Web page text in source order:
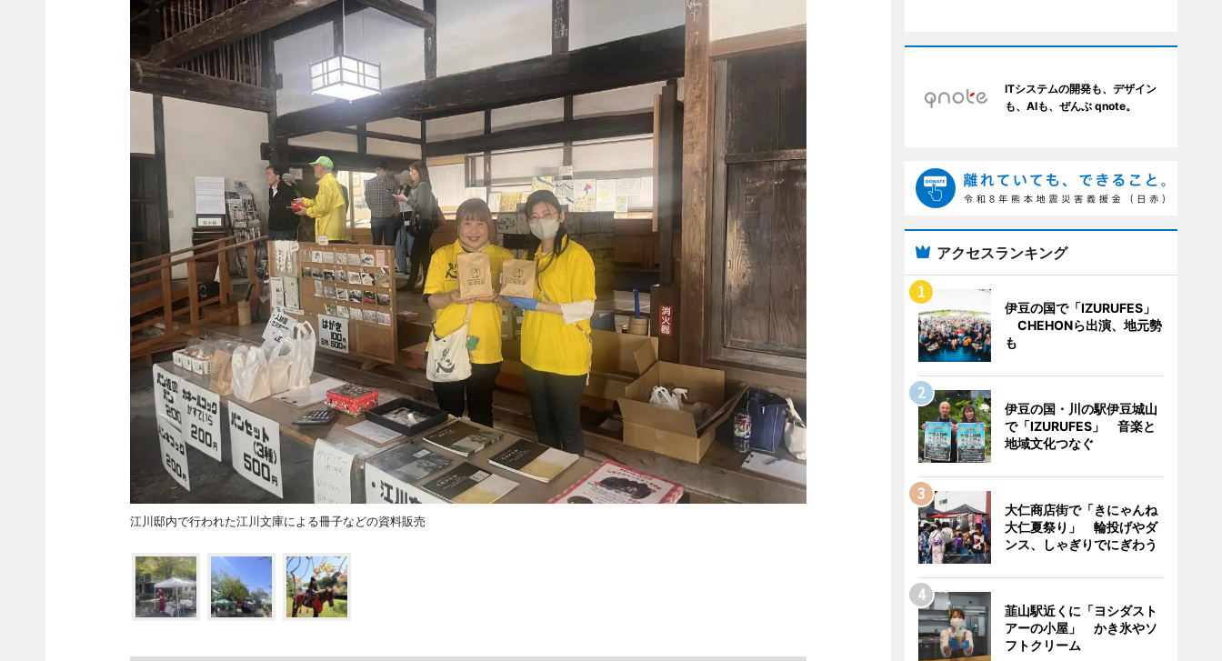
江川邸内で行われた江川文庫による冊子などの資料販売
ITシステムの開発も、デザイン
も、AIも、ぜんぶ qnote。
アクセスランキング
伊豆の国で「IZURUFES」
CHEHONら出演、地元勢
も
伊豆の国・川の駅伊豆城山
で「IZURUFES」 音楽と
地域文化つなぐ
大仁商店街で「きにゃんね
大仁夏祭り」 輪投げやダ
ンス、しゃぎりでにぎわう
韮山駅近くに「ヨシダスト
アーの小屋」 かき氷やソ
フトクリーム